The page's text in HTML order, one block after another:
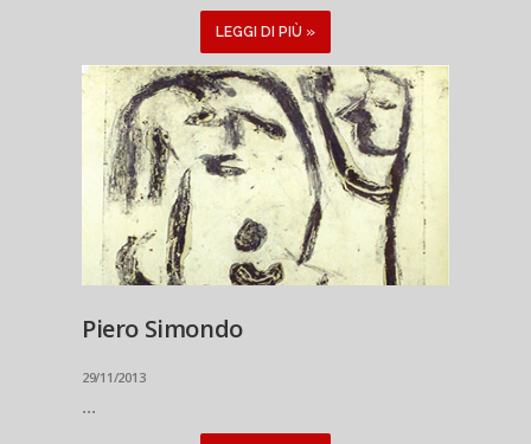
LEGGI DI PIÙ »
Piero Simondo
29/11/2013
...